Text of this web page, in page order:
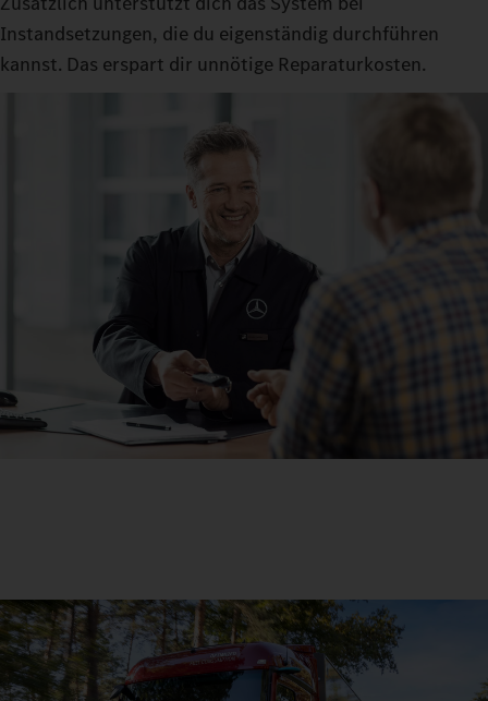
Instandsetzungen, die du eigenständig durchführen
kannst. Das erspart dir unnötige Reparaturkosten.